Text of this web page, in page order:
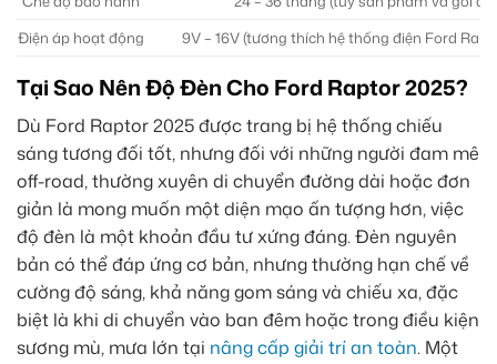
Điện áp hoạt động
9V – 16V (tương thích hệ thống điện Ford
Tại Sao Nên Độ Đèn Cho Ford Raptor 2025?
Dù Ford Raptor 2025 được trang bị hệ thống chiếu
sáng tương đối tốt, nhưng đối với những người đam mê
off-road, thường xuyên di chuyển đường dài hoặc đơn
giản là mong muốn một diện mạo ấn tượng hơn, việc
độ đèn là một khoản đầu tư xứng đáng. Đèn nguyên
bản có thể đáp ứng cơ bản, nhưng thường hạn chế về
cường độ sáng, khả năng gom sáng và chiếu xa, đặc
biệt là khi di chuyển vào ban đêm hoặc trong điều kiện
sương mù, mưa lớn tại nâng cấp giải trí an toàn. Một